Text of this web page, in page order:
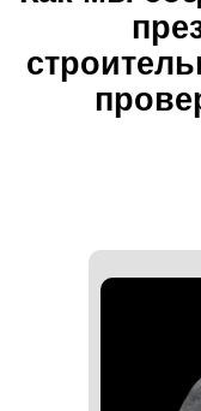
детализирует
элементы
презентации,
мы поможем